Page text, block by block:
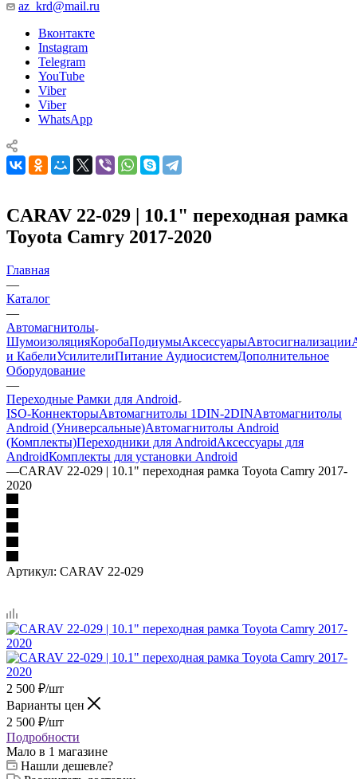
az_krd@mail.ru
Вконтакте
Instagram
Telegram
YouTube
Viber
Viber
WhatsApp
CARAV 22-029 | 10.1" переходная рамка
Toyota Camry 2017-2020
Главная
—
Каталог
—
Автомагнитолы
ШумоизоляцияКоробаПодиумыАксессуарыАвтосигнализации
и КабелиУсилителиПитание АудиосистемДополнительное
Оборудование
—
Переходные Рамки для Android
ISO-КоннекторыАвтомагнитолы 1DIN-2DINАвтомагнитолы
Android (Универсальные)Автомагнитолы Android
(Комплекты)Переходники для AndroidАксессуары для
AndroidКомплекты для установки Android
—CARAV 22-029 | 10.1" переходная рамка Toyota Camry 2017-
2020
Артикул: CARAV 22-029
2 500 ₽/шт
Варианты цен
2 500 ₽/шт
Подробности
Мало в 1 магазине
Нашли дешевле?